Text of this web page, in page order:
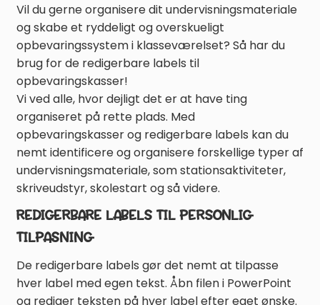
Vil du gerne organisere dit undervisningsmateriale
og skabe et ryddeligt og overskueligt
opbevaringssystem i klasseværelset? Så har du
brug for de redigerbare labels til
opbevaringskasser!
Vi ved alle, hvor dejligt det er at have ting
organiseret på rette plads. Med
opbevaringskasser og redigerbare labels kan du
nemt identificere og organisere forskellige typer af
undervisningsmateriale, som stationsaktiviteter,
skriveudstyr, skolestart og så videre.
REDIGERBARE LABELS TIL PERSONLIG
TILPASNING
De redigerbare labels gør det nemt at tilpasse
hver label med egen tekst. Åbn filen i PowerPoint
og rediger teksten på hver label efter eget ønske.